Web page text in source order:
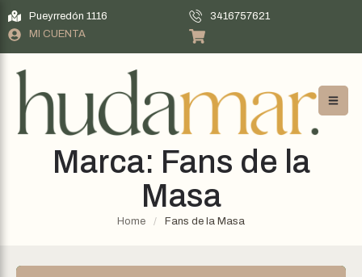
Pueyrredón 1116
3416757621
MI CUENTA
Marca: Fans de la
Masa
Home / Fans de la Masa